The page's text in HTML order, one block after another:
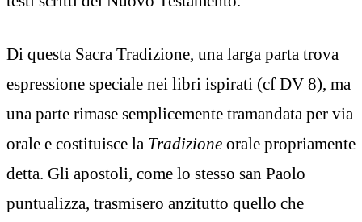
Di questa Sacra Tradizione, una larga parta trova
espressione speciale nei libri ispirati (cf DV 8), ma
una parte rimase semplicemente tramandata per via
orale e costituisce la Tradizione orale propriamente
detta. Gli apostoli, come lo stesso san Paolo
puntualizza, trasmisero anzitutto quello che